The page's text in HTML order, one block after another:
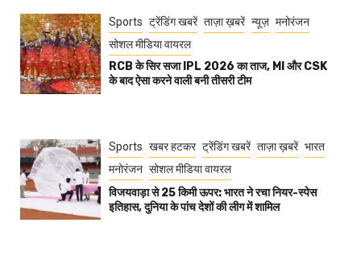
Sports ट्रेंडिंग खबरें ताज़ा ख़बरें न्यूज़ मनोरंजन
सोशल मीडिया वायरल
RCB के सिर सजा IPL 2026 का ताज, MI और CSK
के बाद ऐसा करने वाली बनी तीसरी टीम
Sports खबर हटकर ट्रेंडिंग खबरें ताज़ा ख़बरें भारत
मनोरंजन सोशल मीडिया वायरल
विजयवाड़ा से 25 किमी ऊपर: भारत ने रचा नियर-स्पेस
इतिहास, दुनिया के पांच देशों की लीग में शामिल